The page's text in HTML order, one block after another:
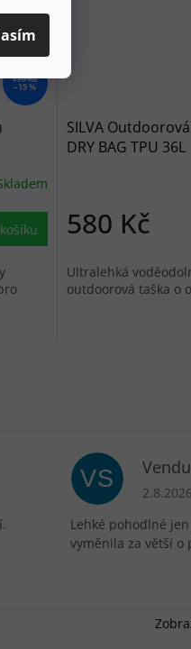
779 Kč
–15 %
SILVA
DRY BAG TPU 36L
580 Kč
Ultralehká
outdoorová taška o
je 5 z 5 hvězdiček.
VS
2.8.2026
Lehké pohodlné
vyměnila za větší o